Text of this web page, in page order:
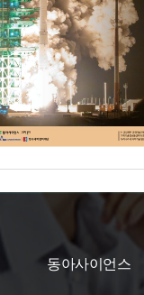
동아사이언스